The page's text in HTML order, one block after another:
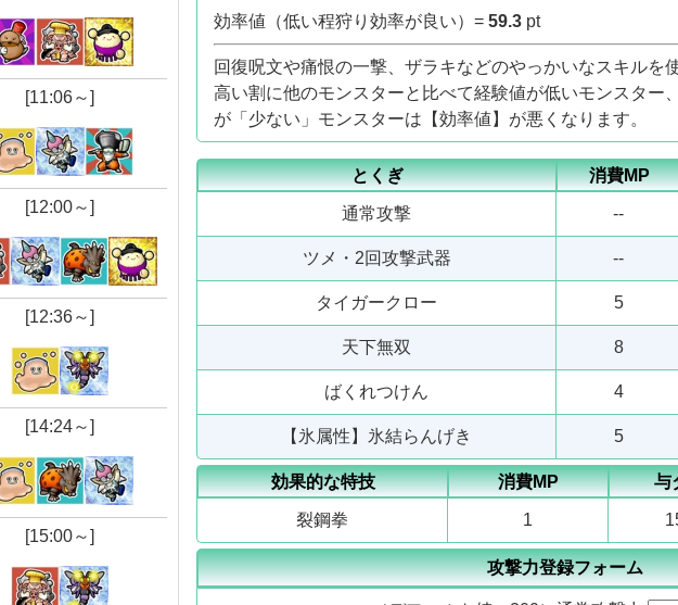
効率値（低い程狩り効率が良い）= 59.3 pt
回復呪文や痛恨の一撃、ザラキなどのやっかいなスキルを
高い割に他のモンスターと比べて経験値が低いモンスター
が「少ない」モンスターは【効率値】が悪くなります。
とくぎ 消費MP
通常攻撃 --
ツメ・2回攻撃武器 --
タイガークロー 5
天下無双 8
ばくれつけん 4
【氷属性】氷結らんげき 5
効果的な特技 消費MP 与
裂鋼拳 1
攻撃力登録フォーム
[11:06～]
[12:00～]
[12:36～]
[14:24～]
[15:00～]